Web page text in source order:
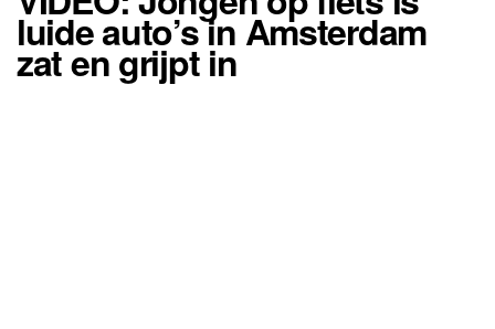
luide auto’s in Amsterdam
zat en grijpt in